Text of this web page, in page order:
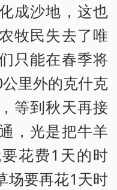
成沙地，这也
牧民失去了唯
只能在春季将
里外的克什克
等到秋天再接
，光是把牛羊
花费1天的时
场要再花1天时